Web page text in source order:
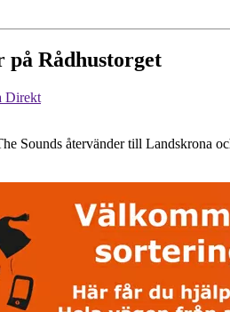
på Rådhustorget
Direkt
Sounds återvänder till Landskrona